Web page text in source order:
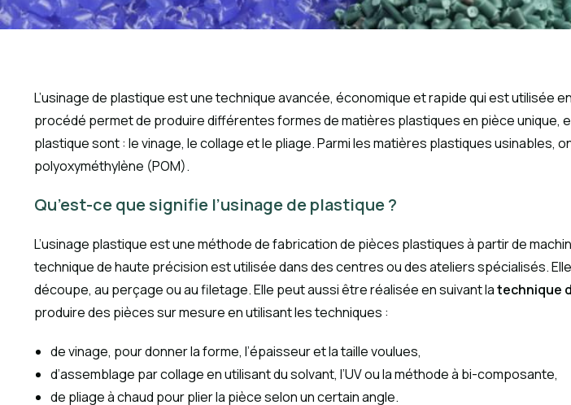
L’usinage de plastique est une technique avancée, économique et rapide qui est utilisée
procédé permet de produire différentes formes de matières plastiques en pièce unique,
plastique sont : le vinage, le collage et le pliage. Parmi les matières plastiques
polyoxyméthylène (POM).
Qu’est-ce que signifie l’usinage de plastique ?
L’usinage plastique est une méthode de fabrication de pièces plastiques à partir de
technique de haute précision est utilisée dans des centres ou des ateliers spécialisés.
découpe, au perçage ou au filetage. Elle peut aussi être réalisée en suivant latechnique
produire des pièces sur mesure en utilisant les techniques :
de vinage, pour donner la forme, l’épaisseur et la taille voulues,
d’assemblage par collage en utilisant du solvant, l’UV ou la méthode à bi-composante,
de pliage à chaud pour plier la pièce selon un certain angle.